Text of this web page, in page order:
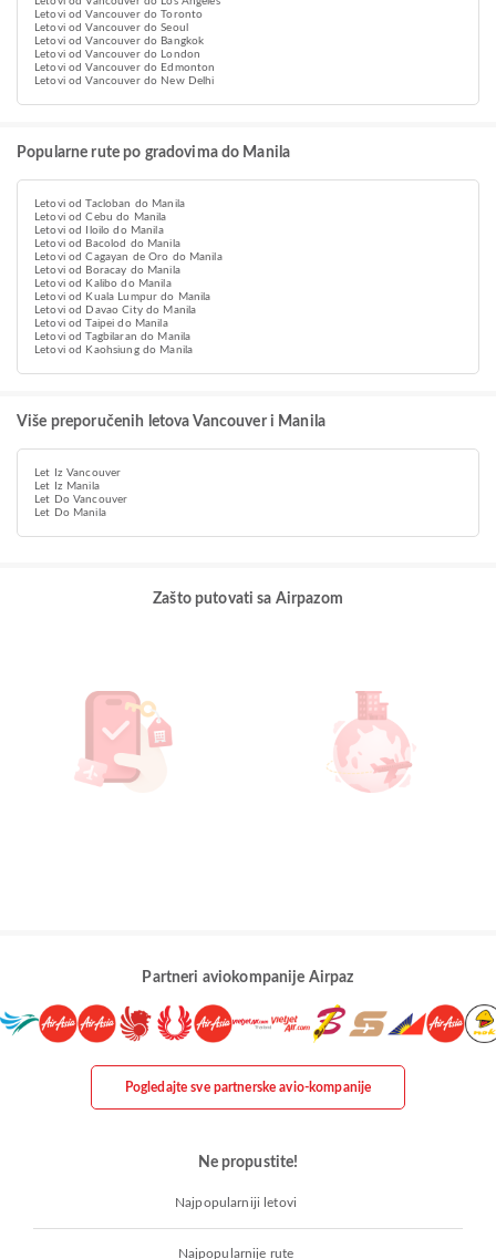
Letovi od Vancouver do Toronto
Letovi od Vancouver do Seoul
Letovi od Vancouver do Bangkok
Letovi od Vancouver do London
Letovi od Vancouver do Edmonton
Letovi od Vancouver do New Delhi
Popularne rute po gradovima do Manila
Letovi od Tacloban do Manila
Letovi od Cebu do Manila
Letovi od Iloilo do Manila
Letovi od Bacolod do Manila
Letovi od Cagayan de Oro do Manila
Letovi od Boracay do Manila
Letovi od Kalibo do Manila
Letovi od Kuala Lumpur do Manila
Letovi od Davao City do Manila
Letovi od Taipei do Manila
Letovi od Tagbilaran do Manila
Letovi od Kaohsiung do Manila
Više preporučenih letova Vancouver i Manila
Let Iz Vancouver
Let Iz Manila
Let Do Vancouver
Let Do Manila
Zašto putovati sa Airpazom
Partneri aviokompanije Airpaz
Pogledajte sve partnerske avio-kompanije
Ne propustite!
Najpopularniji letovi
Najpopularnije rute